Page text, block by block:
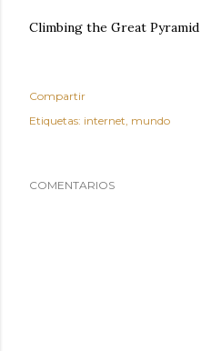
Climbing the Great
Compartir
Etiquetas: internet mundo
COMENTARIOS